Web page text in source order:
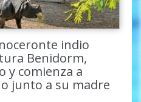
indio
Benidorm,
y comienza a
junto a su madre